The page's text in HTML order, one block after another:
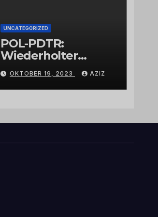
UNCATEGORIZED
POL-PDTR:
Wiederholter
Aufbruch des
Automaten am
Wohnmobilstellplat
OKTOBER 19, 2023 AZIZ